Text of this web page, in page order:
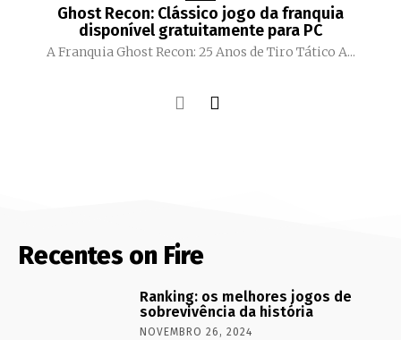
Ghost Recon: Clássico jogo da franquia
disponível gratuitamente para PC
A Franquia Ghost Recon: 25 Anos de Tiro Tático A...
Recentes on Fire
Ranking: os melhores jogos de
sobrevivência da história
NOVEMBRO 26, 2024